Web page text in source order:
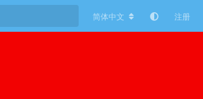
简体中文 注册